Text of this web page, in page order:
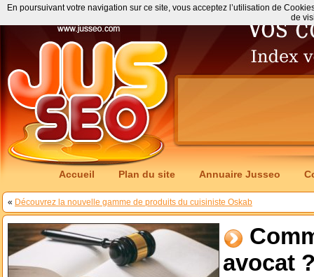
Accueil Plan du site Annuaire Jusseo
« Découvrez la nouvelle gamme de produits du cuisiniste Oskab
avocat
En poursuivant votre navigation sur ce site, vous acceptez l’utilisation de
de